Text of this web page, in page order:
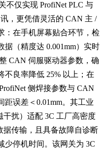
不仅实现 ProfiNet PLC 与
，更凭借灵活的 CAN 主 /
：在手机屏幕贴合环节，检
（精度达 0.001mm）实时
CAN 伺服驱动器参数，确
不良率降低 25% 以上；在
侧焊接参数与 CAN
误差＜0.01mm。其工业
扰）适配 3C 工厂高密度
据传输，且具备故障自诊断
少停机时间。该网关为 3C